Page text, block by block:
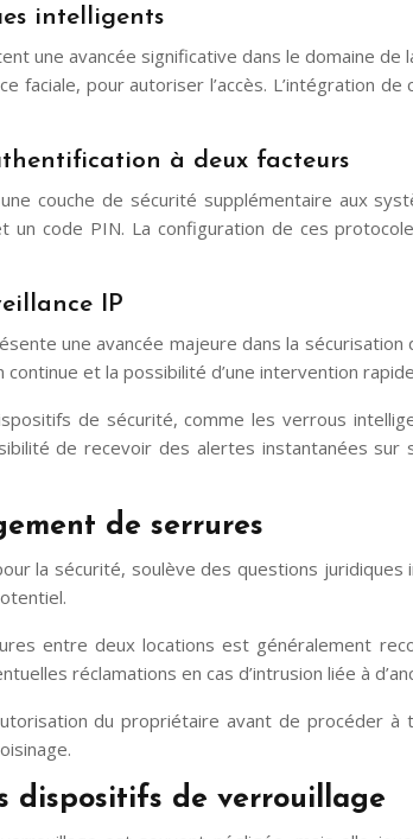
intelligents
une avancée significative dans le domaine
faciale, pour autoriser l’accès. L’intégration
à deux facteurs
couche de sécurité supplémentaire aux
un code PIN. La configuration de ces
IP
une avancée majeure dans la
et la possibilité d’une intervention
de sécurité, comme les verrous
de recevoir des alertes instantanées
de serrures
la sécurité, soulève des questions
entre deux locations est généralement
réclamations en cas d’intrusion liée à
du propriétaire avant de procéder
dispositifs de verrouillage